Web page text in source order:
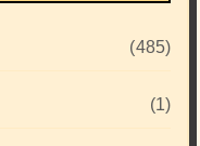
(485)
(1)